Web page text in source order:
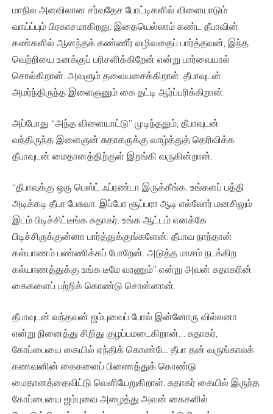
மாநில அளவிலான சர்வதேச போட்டிகளில் விளையாடும்
வாய்ப்பும் பிரகாசமாகிறது. இதையெல்லாம் கண்ட தீபாவின்
கண்களில் ஆனந்தக் கண்ணீர் வழிவதைப் பார்த்தவன், இந்த
வெற்றியை உனக்குப் பரிசளிக்கிறேன் என்று பார்வையால்
சொல்கிறான். அவளும் தலையசைக்கிறாள். தீபாவுடன்
அமர்ந்திருந்த இளைஞனும் கை தட்டி ஆர்ப்பரிக்கிறான்.
அப்போது “அந்த விளையாட்டு” முடிந்ததும், தீபாவுடன்
வந்திருந்த இளைஞன் சுதாகருக்கு வாழ்த்துத் தெரிவிக்க
தீபாவுடன் மைதானத்திற்குள் இறங்கி வருகின்றான்.
“தீபாவுக்கு ஒரு பெஸ்ட் ஃப்ரண்டா இருக்கீங்க. உங்களப் பத்தி
அடிக்கடி தீபா பேசுவா. இப்போ சூப்பரா ஆடி எல்லோர் மனசிலும்
இடம் பிடிச்சிட்டீங்க சுதாகர். உங்க ஆட்டம் எனக்கே
பிடிச்சிருக்குன்னா பார்த்துக்குங்களேன். தீபாவ நாந்தான்
கல்யாணம் பண்ணிக்கப் போறேன். அடுத்த மாசம் நடக்கிற
கல்யாணத்துக்கு உங்க டீமே வரணும்” என்று அவன் சுதாகரின்
கைகளைப் பற்றிக் கொண்டு சொன்னான்.
தீபாவுடன் வந்தவன் ஜம்புவைப் போல் இன்னோரு வில்லனா
என்று நினைத்து சிறிது குழப்பமடைகிறான்… சுதாகர்,
கோப்பையை கையில் ஏந்திக் கொண்டே. தீபா தன் வருங்காலக்
கணவனின் கைகளைப் பிணைத்துக் கொண்டு
மைதானத்தைவிட்டு வெளியேறுகிறாள். சுதாகர் கையில் இருந்த
கோப்பையை ஜம்புவை அழைத்து அவன் கைகளில்